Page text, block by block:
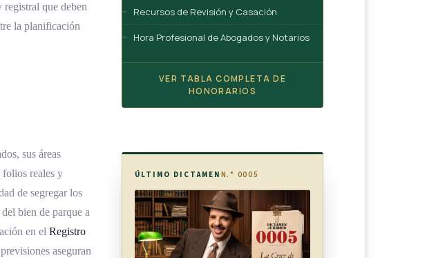
que deben
la planificación
sus áreas
folios reales y
de segregar los
bien de parque a
en el Registro
aseguran
Recursos de Revisión y Casación
Hora Profesional de Abogados y Notarios
VER TABLA COMPLETA DE
HONORARIOS
ÚLTIMO DICTAMEN N.° 0005